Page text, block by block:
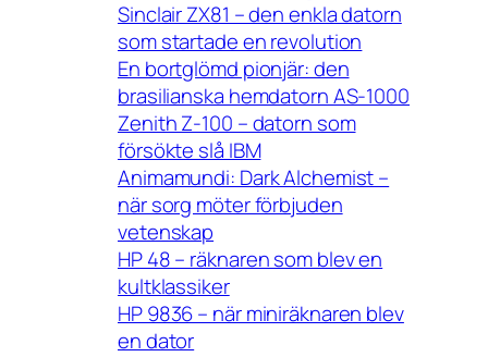
Sinclair ZX81 – den enkla datorn
som startade en revolution
En bortglömd pionjär: den
brasilianska hemdatorn AS-1000
Zenith Z-100 – datorn som
försökte slå IBM
Animamundi: Dark Alchemist –
när sorg möter förbjuden
vetenskap
HP 48 – räknaren som blev en
kultklassiker
HP 9836 – när miniräknaren blev
en dator